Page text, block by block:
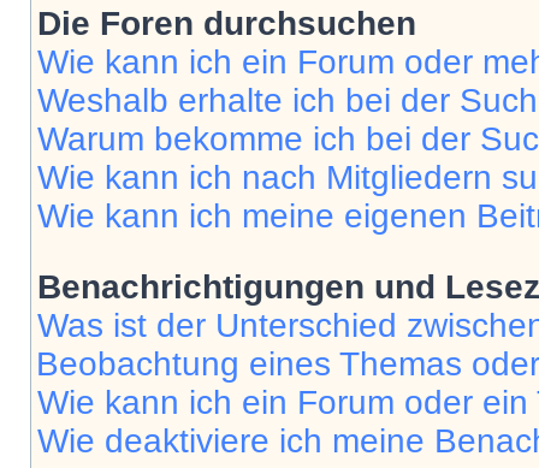
Die Foren durchsuchen
Wie kann ich ein Forum oder
Weshalb erhalte ich bei der
Warum bekomme ich bei der
Wie kann ich nach Mitgliedern
Wie kann ich meine eigenen
Benachrichtigungen und
Was ist der Unterschied
Beobachtung eines Themas
Wie kann ich ein Forum oder
Wie deaktiviere ich meine